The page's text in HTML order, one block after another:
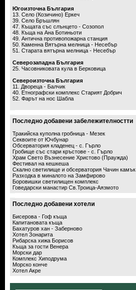
Югоизточна България
13. Село (Козичино) Еркеч
39. Село Бръшлян
47. Къщата със слънцето - Созопол
48. Къща на Ана Ботиньоти
49. Антична противопожарна станция
50. Каменна Вятърна мелница - Несебър
51. Старата вятърна мелница - Несебър
Северозападна България
25. Часовниковата кула в Берковица
Североизточна България
11. Двореца - Балчик
40. Етнографски комплекс Старият Добрич
52. Фарът на нос Шабла
Последно добавени забележителностти
Тракийска куполна гробница - Мезек
Секвоите от Ючбунар
Обсерватория кладенец - с. Гърло
Гробище със стари кръстове - с. Гърло
Храм Свето Възнесение Христово (Праужда)
Фестивал на кешкеша
Скално светилище и обсерватория Чачин камък
Разходка в миналото на Замфирово
Боровишки светилищен комплекс
Говедарски манастир Св.Троица-Аязмото
Последно добавени хотели
Бисерова - Гоф къща
Капитановата къща
Бахатуров хан - Заберново
Хотел Зонарита
Рибарска хижа Борисов
Къща за гости Венера
Морски дар
Комплекс Хиподрума
Морско конче
Хотел Акре